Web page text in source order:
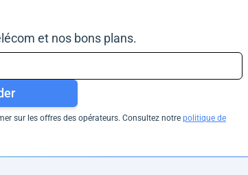
et nos bons plans.
sur les offres des opérateurs. Consultez notre politique de